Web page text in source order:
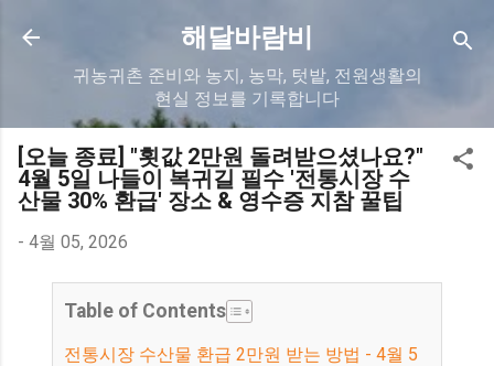
기본 콘텐츠로 건너뛰기
해달바람비
귀농귀촌 준비와 농지, 농막, 텃밭, 전원생활의
현실 정보를 기록합니다
[오늘 종료] "횟값 2만원 돌려받으셨나요?"
4월 5일 나들이 복귀길 필수 '전통시장 수
산물 30% 환급' 장소 & 영수증 지참 꿀팁
- 4월 05, 2026
Table of Contents
전통시장 수산물 환급 2만원 받는 방법 - 4월 5